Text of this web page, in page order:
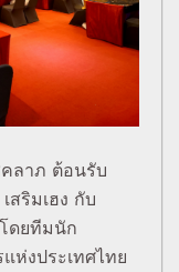
ลาภ ต้อนรับ
สริมเฮง กับ
ดยทีมนัก
ห่งประเทศไทย